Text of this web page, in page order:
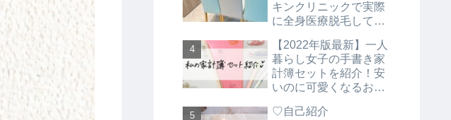
キンクリニックで実際
に全身医療脱毛してみ
【2022年版最新】一人
暮らし女子の手書き家
計簿セットを紹介！安
いのに可愛くなるお気
♡自己紹介